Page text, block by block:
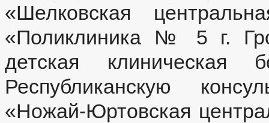
«Шелковская
«Поликлиника № 5 г.
детская
Республиканскую
«Ножай-Юртовская